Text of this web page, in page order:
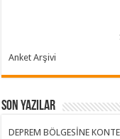
Anket Arşivi
Son Yazılar
DEPREM BÖLGESİNE